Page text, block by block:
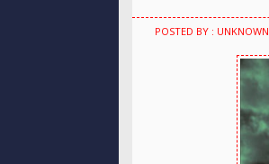
POSTED BY : UNKNOWN